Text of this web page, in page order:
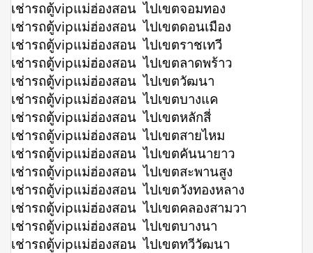
เช่ารถตู้vipแม่ฮ่องสอน ไปเขตจอมทอง
เช่ารถตู้vipแม่ฮ่องสอน ไปเขตดอนเมือง
เช่ารถตู้vipแม่ฮ่องสอน ไปเขตราชเทวี
เช่ารถตู้vipแม่ฮ่องสอน ไปเขตลาดพร้าว
เช่ารถตู้vipแม่ฮ่องสอน ไปเขตวัฒนา
เช่ารถตู้vipแม่ฮ่องสอน ไปเขตบางแค
เช่ารถตู้vipแม่ฮ่องสอน ไปเขตหลักสี่
เช่ารถตู้vipแม่ฮ่องสอน ไปเขตสายไหม
เช่ารถตู้vipแม่ฮ่องสอน ไปเขตคันนายาว
เช่ารถตู้vipแม่ฮ่องสอน ไปเขตสะพานสูง
เช่ารถตู้vipแม่ฮ่องสอน ไปเขตวังทองหลาง
เช่ารถตู้vipแม่ฮ่องสอน ไปเขตคลองสามวา
เช่ารถตู้vipแม่ฮ่องสอน ไปเขตบางนา
เช่ารถตู้vipแม่ฮ่องสอน ไปเขตทวีวัฒนา